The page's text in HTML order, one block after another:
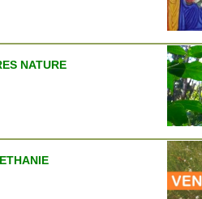
NATURE